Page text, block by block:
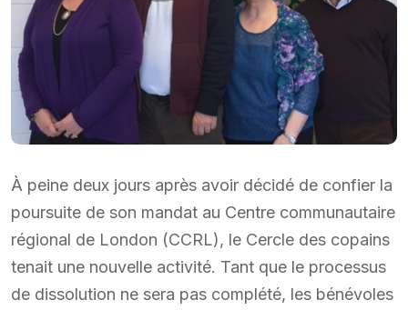
À peine deux jours après avoir décidé de confier la
poursuite de son mandat au Centre communautaire
régional de London (CCRL), le Cercle des copains
tenait une nouvelle activité. Tant que le processus
de dissolution ne sera pas complété, les bénévoles